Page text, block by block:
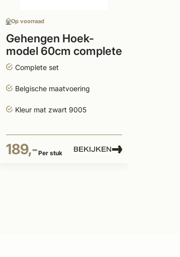
Op voorraad
Gehengen Hoek-
model 60cm complete
set zwart
Complete set
Belgische maatvoering
Kleur mat zwart 9005
189,-Per stuk BEKIJKEN